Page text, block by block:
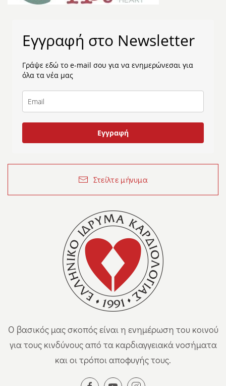
Εγγραφή στο Newsletter
Γράψε εδώ το e-mail σου για να ενημερώνεσαι για
όλα τα νέα μας
Εγγραφή
Στείλτε μήνυμα
Ο βασικός μας σκοπός είναι η ενημέρωση του κοινού
για τους κινδύνους από τα καρδιαγγειακά νοσήματα
και οι τρόποι αποφυγής τους.